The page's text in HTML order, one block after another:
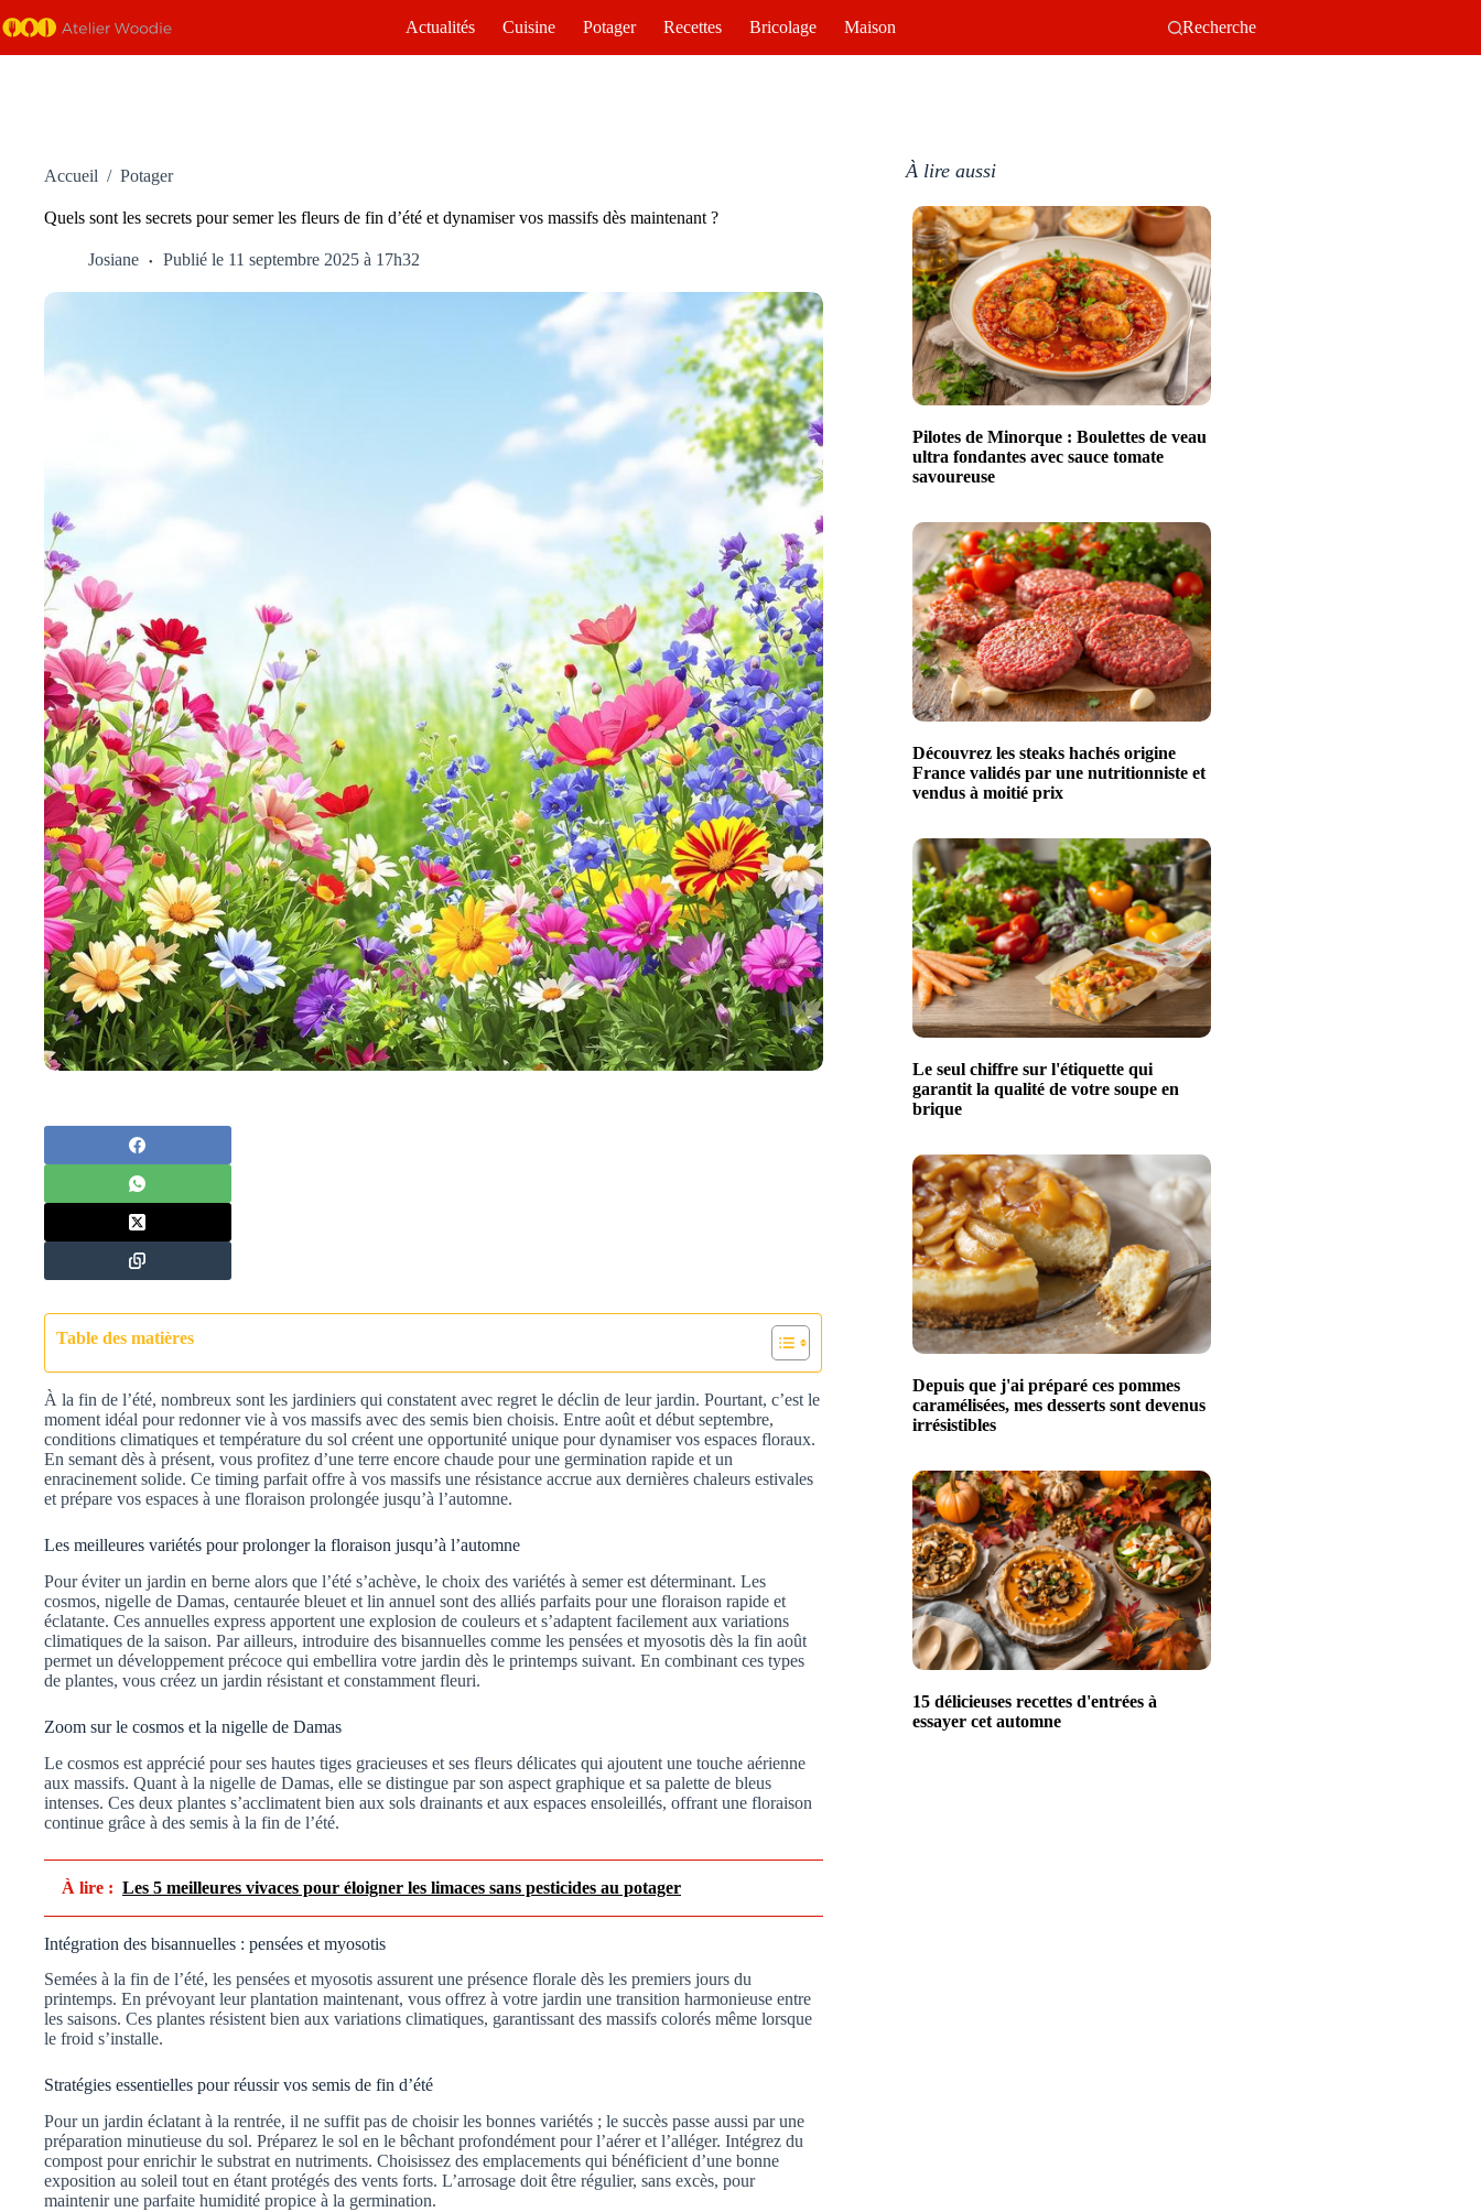
au
Actualités Cuisine Potager Recettes Bricolage Maison Recherche
Accueil / Potager
Quels sont les secrets pour semer les fleurs de fin d’été et dynamiser vos massifs dès maintenant ?
Josiane Publié le 11 septembre 2025 à 17h32
Table des matières
À la fin de l’été, nombreux sont les jardiniers qui constatent avec regret le déclin de leur jardin. Pourtant, c’est le
moment idéal pour redonner vie à vos massifs avec des semis bien choisis. Entre août et début septembre,
conditions climatiques et température du sol créent une opportunité unique pour dynamiser vos espaces floraux.
En semant dès à présent, vous profitez d’une terre encore chaude pour une germination rapide et un
enracinement solide. Ce timing parfait offre à vos massifs une résistance accrue aux dernières chaleurs estivales
et prépare vos espaces à une floraison prolongée jusqu’à l’automne.
Les meilleures variétés pour prolonger la floraison jusqu’à l’automne
Pour éviter un jardin en berne alors que l’été s’achève, le choix des variétés à semer est déterminant. Les
cosmos, nigelle de Damas, centaurée bleuet et lin annuel sont des alliés parfaits pour une floraison rapide et
éclatante. Ces annuelles express apportent une explosion de couleurs et s’adaptent facilement aux variations
climatiques de la saison. Par ailleurs, introduire des bisannuelles comme les pensées et myosotis dès la fin août
permet un développement précoce qui embellira votre jardin dès le printemps suivant. En combinant ces types
de plantes, vous créez un jardin résistant et constamment fleuri.
Zoom sur le cosmos et la nigelle de Damas
Le cosmos est apprécié pour ses hautes tiges gracieuses et ses fleurs délicates qui ajoutent une touche aérienne
aux massifs. Quant à la nigelle de Damas, elle se distingue par son aspect graphique et sa palette de bleus
intenses. Ces deux plantes s’acclimatent bien aux sols drainants et aux espaces ensoleillés, offrant une floraison
continue grâce à des semis à la fin de l’été.
À lire : Les 5 meilleures vivaces pour éloigner les limaces sans pesticides au potager
Intégration des bisannuelles : pensées et myosotis
Semées à la fin de l’été, les pensées et myosotis assurent une présence florale dès les premiers jours du
printemps. En prévoyant leur plantation maintenant, vous offrez à votre jardin une transition harmonieuse entre
les saisons. Ces plantes résistent bien aux variations climatiques, garantissant des massifs colorés même lorsque
le froid s’installe.
Stratégies essentielles pour réussir vos semis de fin d’été
Pour un jardin éclatant à la rentrée, il ne suffit pas de choisir les bonnes variétés ; le succès passe aussi par une
préparation minutieuse du sol. Préparez le sol en le bêchant profondément pour l’aérer et l’alléger. Intégrez du
compost pour enrichir le substrat en nutriments. Choisissez des emplacements qui bénéficient d’une bonne
exposition au soleil tout en étant protégés des vents forts. L’arrosage doit être régulier, sans excès, pour
maintenir une parfaite humidité propice à la germination.
À lire aussi
Pilotes de Minorque : Boulettes de veau
ultra fondantes avec sauce tomate
savoureuse
Découvrez les steaks hachés origine
France validés par une nutritionniste et
vendus à moitié prix
Le seul chiffre sur l'étiquette qui
garantit la qualité de votre soupe en
brique
Depuis que j'ai préparé ces pommes
caramélisées, mes desserts sont devenus
irrésistibles
15 délicieuses recettes d'entrées à
essayer cet automne